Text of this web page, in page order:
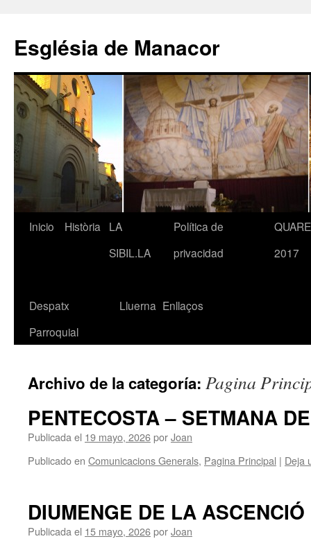
contenido
Església de Manacor
Inicio Història
LA
SIBIL.LA
Política de
privacidad
2017
Despatx
Parroquial
Lluerna Enllaços
Archivo de la categoría: Pagina
PENTECOSTA – SETMANA
Publicada el 19 mayo, 2026porJoan
Publicado en Comunicacions Generals, Pagina Principal | Deja
DIUMENGE DE LA ASCENCIÓ
Publicada el 15 mayo, 2026porJoan